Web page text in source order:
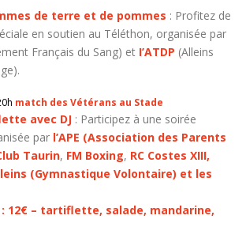
de terre et de pommes : Profitez de
en soutien au Téléthon, organisée par
Français du Sang) et I’ATDP (Alleins
match des Vétérans au Stade
avec DJ : Participez à une soirée
par l’APE (Association des Parents
Taurin, FM Boxing, RC Costes XIII,
(Gymnastique Volontaire) et les
12€ – tartiflette, salade, mandarine,